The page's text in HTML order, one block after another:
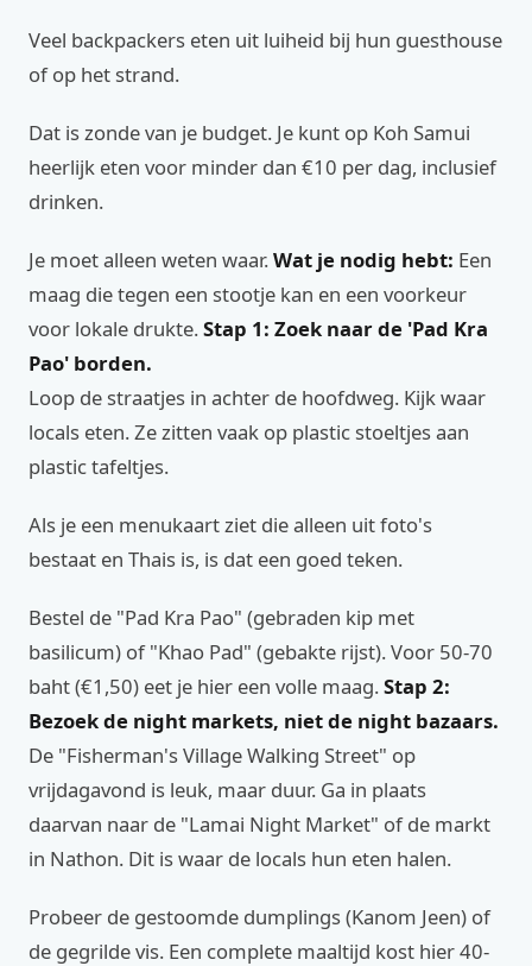
Veel backpackers eten uit luiheid bij hun guesthouse
of op het strand.
Dat is zonde van je budget. Je kunt op Koh Samui
heerlijk eten voor minder dan €10 per dag, inclusief
drinken.
Je moet alleen weten waar.Wat je nodig hebt: Een
maag die tegen een stootje kan en een voorkeur
voor lokale drukte.Stap 1: Zoek naar de 'Pad Kra
Pao' borden.
Loop de straatjes in achter de hoofdweg. Kijk waar
locals eten. Ze zitten vaak op plastic stoeltjes aan
plastic tafeltjes.
Als je een menukaart ziet die alleen uit foto's
bestaat en Thais is, is dat een goed teken.
Bestel de "Pad Kra Pao" (gebraden kip met
basilicum) of "Khao Pad" (gebakte rijst). Voor 50-70
baht (€1,50) eet je hier een volle maag.Stap 2:
Bezoek de night markets, niet de night bazaars.
De "Fisherman's Village Walking Street" op
vrijdagavond is leuk, maar duur. Ga in plaats
daarvan naar de "Lamai Night Market" of de markt
in Nathon. Dit is waar de locals hun eten halen.
Probeer de gestoomde dumplings (Kanom Jeen) of
de gegrilde vis. Een complete maaltijd kost hier 40-